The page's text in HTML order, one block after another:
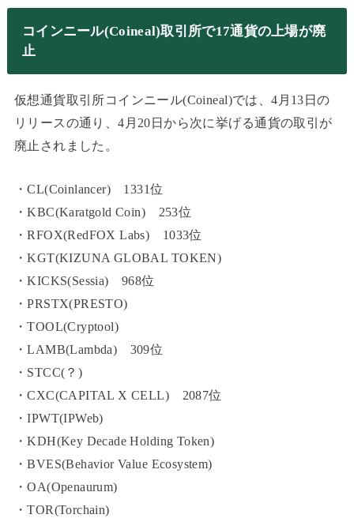
コインニール(Coineal)取引所で17通貨の上場が廃
止
仮想通貨取引所コインニール(Coineal)では、4月13日の
リリースの通り、4月20日から次に挙げる通貨の取引が
廃止されました。
・CL(Coinlancer) 1331位
・KBC(Karatgold Coin) 253位
・RFOX(RedFOX Labs) 1033位
・KGT(KIZUNA GLOBAL TOKEN)
・KICKS(Sessia) 968位
・PRSTX(PRESTO)
・TOOL(Cryptool)
・LAMB(Lambda) 309位
・STCC(？)
・CXC(CAPITAL X CELL) 2087位
・IPWT(IPWeb)
・KDH(Key Decade Holding Token)
・BVES(Behavior Value Ecosystem)
・OA(Openaurum)
・TOR(Torchain)